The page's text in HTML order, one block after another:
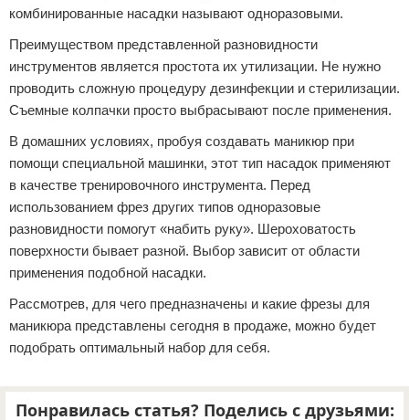
комбинированные насадки называют одноразовыми.
Преимуществом представленной разновидности
инструментов является простота их утилизации. Не нужно
проводить сложную процедуру дезинфекции и стерилизации.
Съемные колпачки просто выбрасывают после применения.
В домашних условиях, пробуя создавать маникюр при
помощи специальной машинки, этот тип насадок применяют
в качестве тренировочного инструмента. Перед
использованием фрез других типов одноразовые
разновидности помогут «набить руку». Шероховатость
поверхности бывает разной. Выбор зависит от области
применения подобной насадки.
Рассмотрев, для чего предназначены и какие фрезы для
маникюра представлены сегодня в продаже, можно будет
подобрать оптимальный набор для себя.
Понравилась статья? Поделись с друзьями: